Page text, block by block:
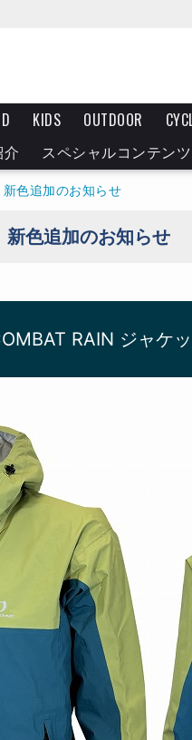
KIDS OUTDOOR
スペシャルコンテンツ
色追加のお知らせ
新色追加のお知らせ
RAIN ジャケ